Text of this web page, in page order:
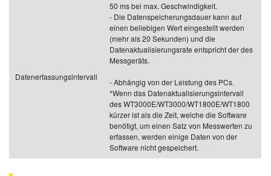
Datenerfassungsintervall
50 ms bei max. Geschwindigkeit.
- Die Datenspeicherungsdauer kann auf
einen beliebigen Wert eingestellt werden
(mehr als 20 Sekunden) und die
Datenaktualisierungsrate entspricht der des
Messgeräts.
- Abhängig von der Leistung des PCs.
*Wenn das Datenaktualisierungsintervall
des WT3000E/WT3000/WT1800E/WT1800
kürzer ist als die Zeit, welche die Software
benötigt, um einen Satz von Messwerten zu
erfassen, werden einige Daten von der
Software nicht gespeichert.